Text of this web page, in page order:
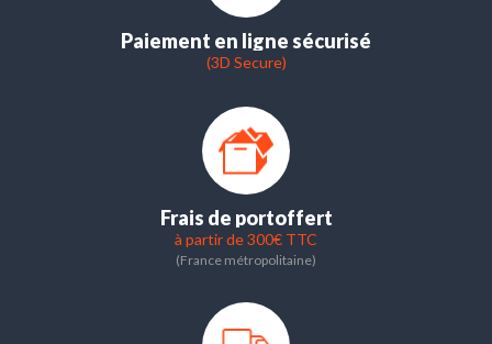
Paiement en ligne sécurisé
(3D Secure)
Frais de portoffert
à partir de 300€ TTC
(France métropolitaine)